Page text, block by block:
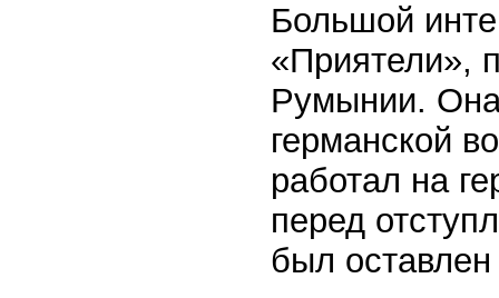
Большой
«Приятели»,
Румынии. Она
германской
работал на
перед
был